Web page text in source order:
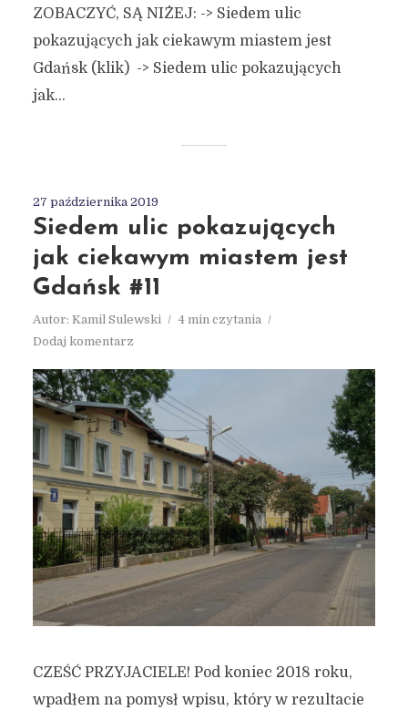
ZOBACZYĆ, SĄ NIŻEJ: -> Siedem ulic
pokazujących jak ciekawym miastem jest
Gdańsk (klik) -> Siedem ulic pokazujących
jak...
27 października 2019
Siedem ulic pokazujących
jak ciekawym miastem jest
Gdańsk #11
Autor: Kamil Sulewski
4 min czytania
Dodaj komentarz
CZEŚĆ PRZYJACIELE! Pod koniec 2018 roku,
wpadłem na pomysł wpisu, który w rezultacie